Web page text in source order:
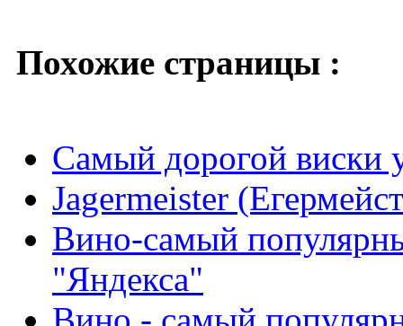
Похожие страницы :
Самый дорогой виски
Jagermeister
Вино-самый
"Яндекса"